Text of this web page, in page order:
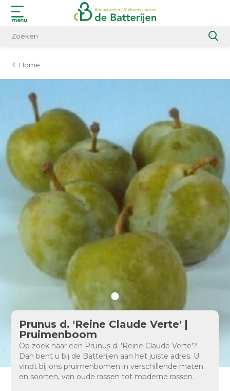
menu
Home
Prunus d. 'Reine Claude Verte' |
Pruimenboom
Op zoek naar een Prunus d. 'Reine Claude Verte'?
Dan bent u bij de Batterijen aan het juiste adres. U
vindt bij ons pruimenbomen in verschillende maten
en soorten, van oude rassen tot moderne rassen.